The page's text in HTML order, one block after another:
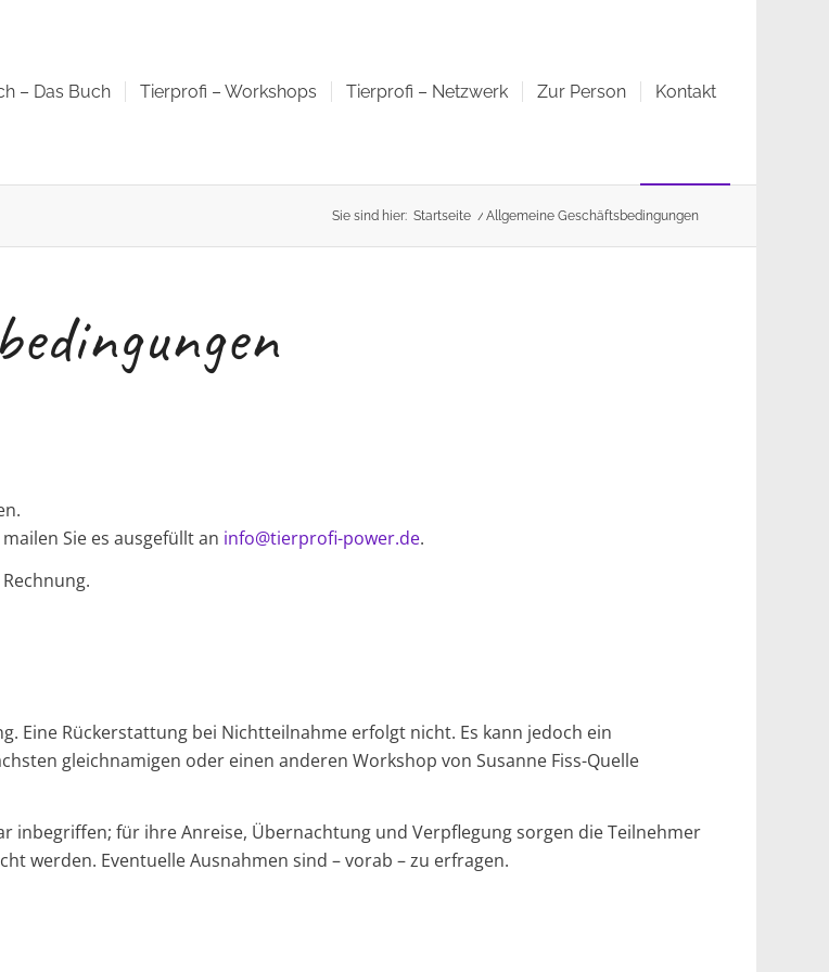
– Das Buch Tierprofi – Workshops Tierprofi – Netzwerk Zur Person Kontakt
Sie sind hier: Startseite / Allgemeine Geschäftsbedingungen
Sie es ausgefüllt an info@tierprofi-power.de.
Eine Rückerstattung bei Nichtteilnahme erfolgt nicht. Es kann jedoch ein
gleichnamigen oder einen anderen Workshop von Susanne Fiss-Quelle
inbegriffen; für ihre Anreise, Übernachtung und Verpflegung sorgen die Teilnehmer
werden. Eventuelle Ausnahmen sind – vorab – zu erfragen.